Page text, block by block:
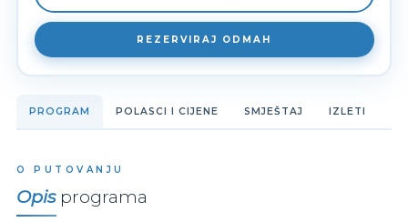
REZERVIRAJ ODMAH
PROGRAM POLASCI I CIJENE SMJEŠTAJ IZLETI
O PUTOVANJU
Opisprograma